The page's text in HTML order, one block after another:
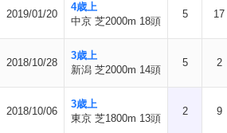
2019/01/20
4歳上
中京 芝2000m 18頭
5 17
2018/10/28
3歳上
新潟 芝2000m 14頭
5 2
2018/10/06
3歳上
東京 芝1800m 13頭
2 9